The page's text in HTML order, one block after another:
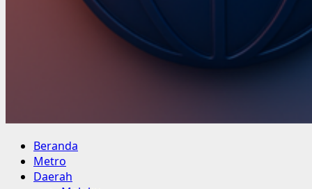
Primary
Menu
Beranda
Metro
Daerah